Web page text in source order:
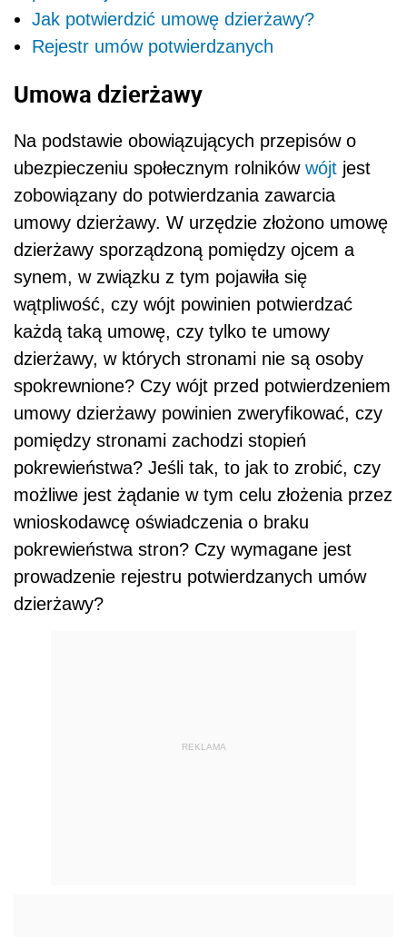
Jak potwierdzić umowę dzierżawy?
Rejestr umów potwierdzanych
Umowa dzierżawy
Na podstawie obowiązujących przepisów o
ubezpieczeniu społecznym rolników wójt jest
zobowiązany do potwierdzania zawarcia
umowy dzierżawy. W urzędzie złożono umowę
dzierżawy sporządzoną pomiędzy ojcem a
synem, w związku z tym pojawiła się
wątpliwość, czy wójt powinien potwierdzać
każdą taką umowę, czy tylko te umowy
dzierżawy, w których stronami nie są osoby
spokrewnione? Czy wójt przed potwierdzeniem
umowy dzierżawy powinien zweryfikować, czy
pomiędzy stronami zachodzi stopień
pokrewieństwa? Jeśli tak, to jak to zrobić, czy
możliwe jest żądanie w tym celu złożenia przez
wnioskodawcę oświadczenia o braku
pokrewieństwa stron? Czy wymagane jest
prowadzenie rejestru potwierdzanych umów
dzierżawy?
REKLAMA